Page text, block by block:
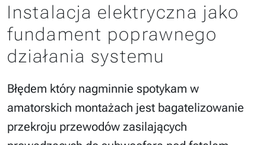
Instalacja elektryczna jako
fundament poprawnego
działania systemu
Błędem który nagminnie spotykam w
amatorskich montażach jest bagatelizowanie
przekroju przewodów zasilających